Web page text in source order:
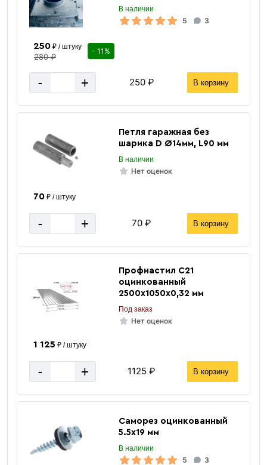
В наличии
5 3
250₽ / штуку
280 ₽
- 11%
- + 250 ₽ В корзину
Петля гаражная без
шарика D Ø14мм, L90 мм
В наличии
Нет оценок
70₽ / штуку
- + 70 ₽ В корзину
Профнастил C21
оцинкованный
2500х1050х0,32 мм
Под заказ
Нет оценок
1 125 ₽ / штуку
- + 1125 ₽ В корзину
Саморез oцинкованный
5.5х19 мм
В наличии
5 3